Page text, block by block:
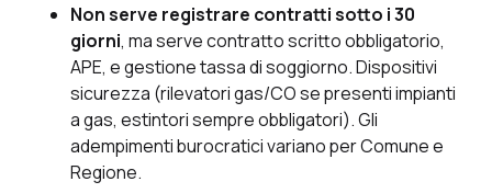
Non serve registrare contratti sotto i 30
giorni, ma serve contratto scritto obbligatorio,
APE, e gestione tassa di soggiorno. Dispositivi
sicurezza (rilevatori gas/CO se presenti impianti
a gas, estintori sempre obbligatori). Gli
adempimenti burocratici variano per Comune e
Regione.